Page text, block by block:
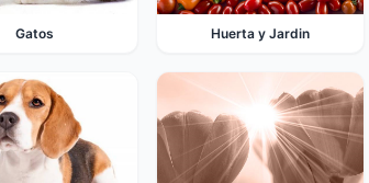
Gatos Huerta y Jardin